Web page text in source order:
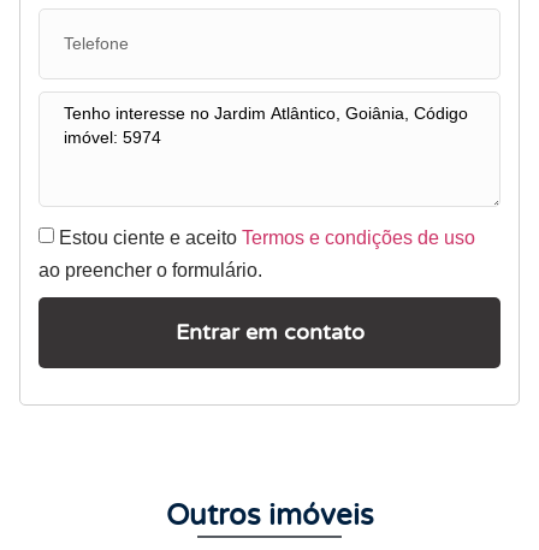
Estou ciente e aceito Termos e condições de uso
ao preencher o formulário.
Entrar em contato
Outros imóveis